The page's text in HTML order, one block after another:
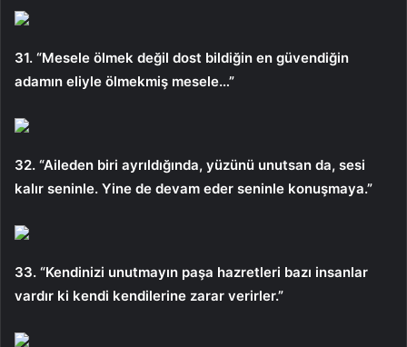
31. “Mesele ölmek değil dost bildiğin en güvendiğin
adamın eliyle ölmekmiş mesele…”
32. “Aileden biri ayrıldığında, yüzünü unutsan da, sesi
kalır seninle. Yine de devam eder seninle konuşmaya.”
33. “Kendinizi unutmayın paşa hazretleri bazı insanlar
vardır ki kendi kendilerine zarar verirler.”